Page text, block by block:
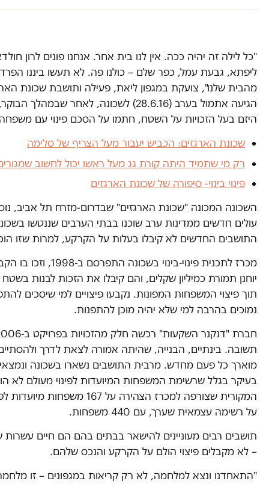
"כל לילה זה יהיה ככה. אין לנו בית אחר. אנחנו פונים לרון
ליפתא, גבעת עמל, כפר שלם – כולנו פה. לא תעשו ביננו הפרד
מהבית שלנו", צועקת במגפון ליאת, פעילה ותושבת שכונת
הגיעה אתמול בערב (28.6.16) לשכונה, לאחר
היזם בעל הזכויות על השטח, חתמו על הסכם פינוי עם
שכונת הארגזים: הכביש יעבור מעל הצריף של סלימה
רק מי שתמיד היתה קורת גג מעל ראשו יכול לחשוב
פינוי בינוי- סיפורה של שכונת הארגזים
השכונה המכונה "שכונת הארגזים" שבדרום-מזרח תל אביב,
עולים חדשים ממדינות ערב שוכנו בבתי הערבים שננטשו
התושבים החדשים לא קיבלו בעלות על הקרקע, למרות שזו
מכרז לתכנית פינוי-
תוך פיצוי המשפחות המפונות. נקבעו פיצויים למי שיסכים
נמוכים בהרבה למי שלא יהיה מוכן להתפנות.
תשובה. בינתיים, הבנייה, שהיתה אמורה לצאת לדרך
מוארך כל פעם מחדש. מרבית התושבים נשארו בשכונה
בעיקר בגלל שרשימת המשפחות המיועדות לפינוי מעולם לא
המקורית שצורפה למכרז הצהירה על
על רשימה עצמאית שערך, עם 440 משפחות.
תושבים רבים מעוניינים להישאר בבתים בהם הם חיים עשרות
– לא מקבלים פיצוי הולם על הקרקע והנכס שלהם.
"התאחדנו ונצא למלחמה, לא רק קריאות במגפונים – זו